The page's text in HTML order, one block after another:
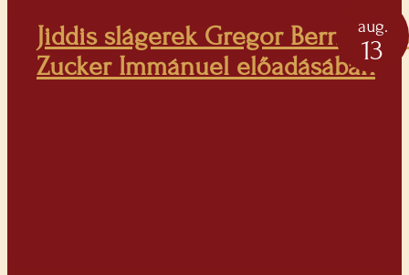
Jiddis slágerek Gregor Bernadett
Zucker Immánuel előadásában
aug.
13